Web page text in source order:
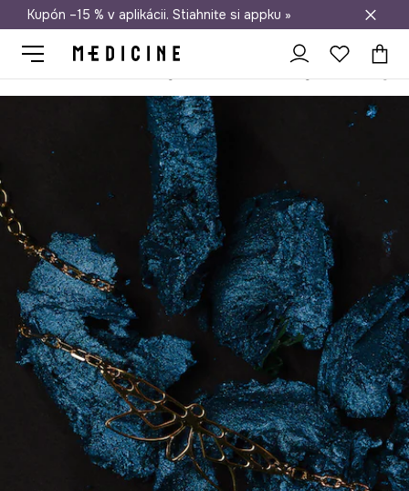
Doprava zadarmo od 50 €
Kupón –15 % v aplikácii. Stiahnite si appku »